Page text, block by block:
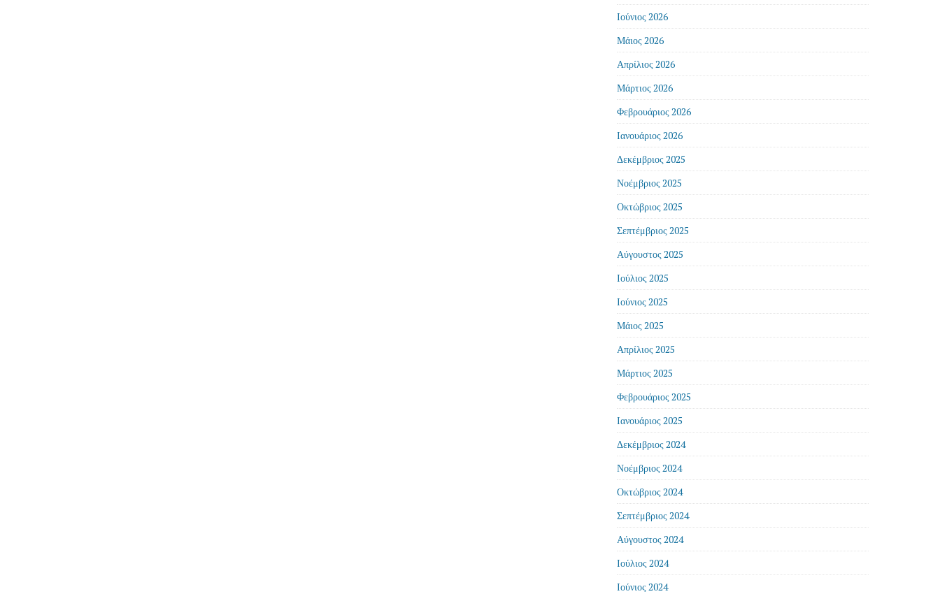
Ιούνιος 2026
Μάιος 2026
Απρίλιος 2026
Μάρτιος 2026
Φεβρουάριος 2026
Ιανουάριος 2026
Δεκέμβριος 2025
Νοέμβριος 2025
Οκτώβριος 2025
Σεπτέμβριος 2025
Αύγουστος 2025
Ιούλιος 2025
Ιούνιος 2025
Μάιος 2025
Απρίλιος 2025
Μάρτιος 2025
Φεβρουάριος 2025
Ιανουάριος 2025
Δεκέμβριος 2024
Νοέμβριος 2024
Οκτώβριος 2024
Σεπτέμβριος 2024
Αύγουστος 2024
Ιούλιος 2024
Ιούνιος 2024